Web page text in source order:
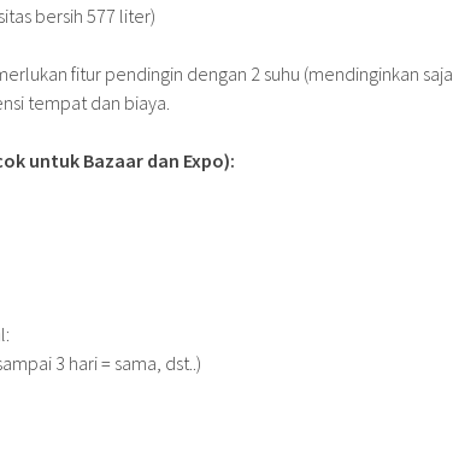
bersih 577 liter)
fitur pendingin dengan 2 suhu (mendinginkan saja
tempat dan biaya.
untuk Bazaar dan Expo):
3 hari = sama, dst..)